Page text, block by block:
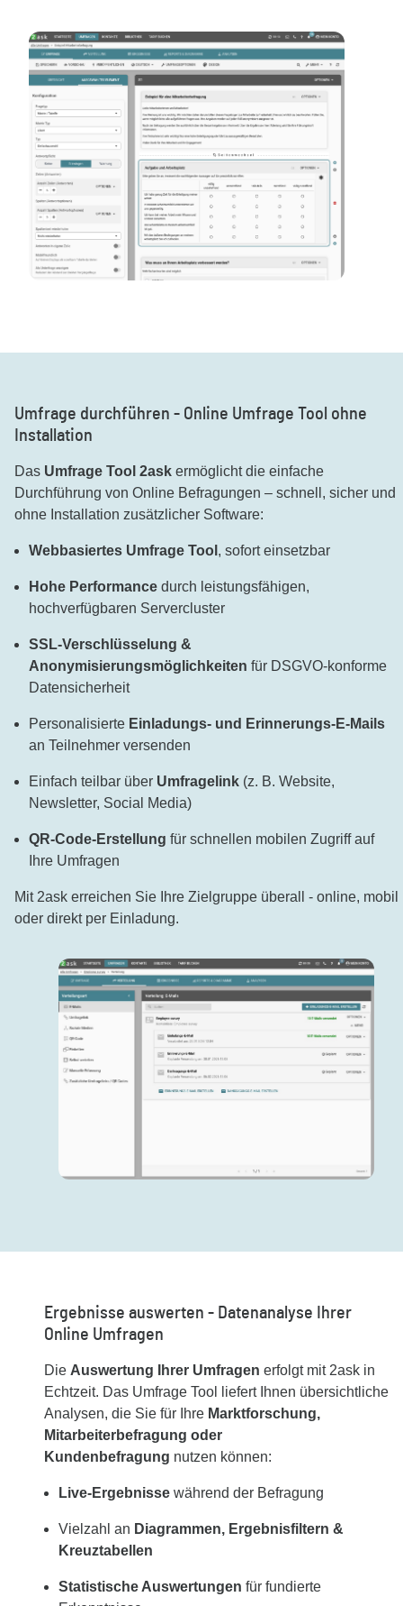
Umfrage durchführen - Online Umfrage Tool ohne
Installation
Das Umfrage Tool 2ask ermöglicht die einfache
Durchführung von Online Befragungen – schnell, sicher und
ohne Installation zusätzlicher Software:
Webbasiertes Umfrage Tool , sofort einsetzbar
Hohe Performance durch leistungsfähigen,
hochverfügbaren Servercluster
SSL-Verschlüsselung &
Anonymisierungsmöglichkeiten für DSGVO-konforme
Datensicherheit
Personalisierte Einladungs- und Erinnerungs-E-Mails
an Teilnehmer versenden
Einfach teilbar über Umfragelink (z. B. Website,
Newsletter, Social Media)
QR-Code-Erstellung für schnellen mobilen Zugriff auf
Ihre Umfragen
Mit 2ask erreichen Sie Ihre Zielgruppe überall - online, mobil
oder direkt per Einladung.
Ergebnisse auswerten - Datenanalyse Ihrer
Online Umfragen
Die Auswertung Ihrer Umfragen erfolgt mit 2ask in
Echtzeit. Das Umfrage Tool liefert Ihnen übersichtliche
Analysen, die Sie für Ihre Marktforschung,
Mitarbeiterbefragung oder
Kundenbefragung nutzen können:
Live-Ergebnisse während der Befragung
Vielzahl an Diagrammen, Ergebnisfiltern &
Kreuztabellen
Statistische Auswertungen für fundierte